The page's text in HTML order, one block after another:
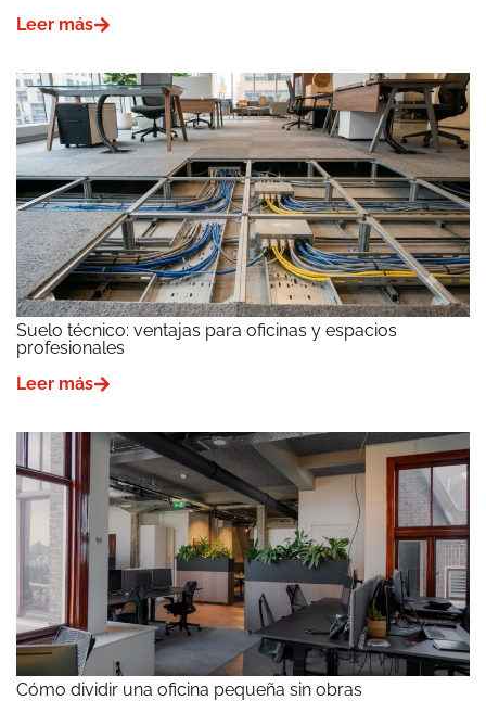
Leer más
Suelo técnico: ventajas para oficinas y espacios
profesionales
Leer más
Cómo dividir una oficina pequeña sin obras